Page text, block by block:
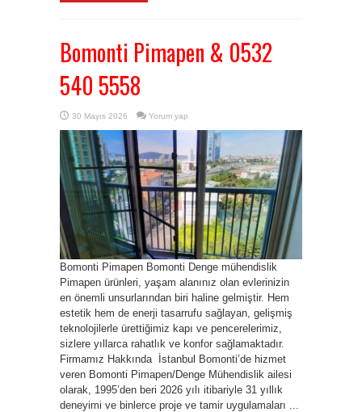
Bomonti Pimapen & 0532
540 5558
30 Mayıs 2026 Yorum yap
Bomonti Pimapen Bomonti Denge mühendislik
Pimapen ürünleri, yaşam alanınız olan evlerinizin
en önemli unsurlarından biri haline gelmiştir. Hem
estetik hem de enerji tasarrufu sağlayan, gelişmiş
teknolojilerle ürettiğimiz kapı ve pencerelerimiz,
sizlere yıllarca rahatlık ve konfor sağlamaktadır.
Firmamız Hakkında İstanbul Bomonti’de hizmet
veren Bomonti Pimapen/Denge Mühendislik ailesi
olarak, 1995’den beri 2026 yılı itibariyle 31 yıllık
deneyimi ve binlerce proje ve tamir uygulamaları ...